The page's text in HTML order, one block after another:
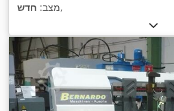
מצב: חדש ,